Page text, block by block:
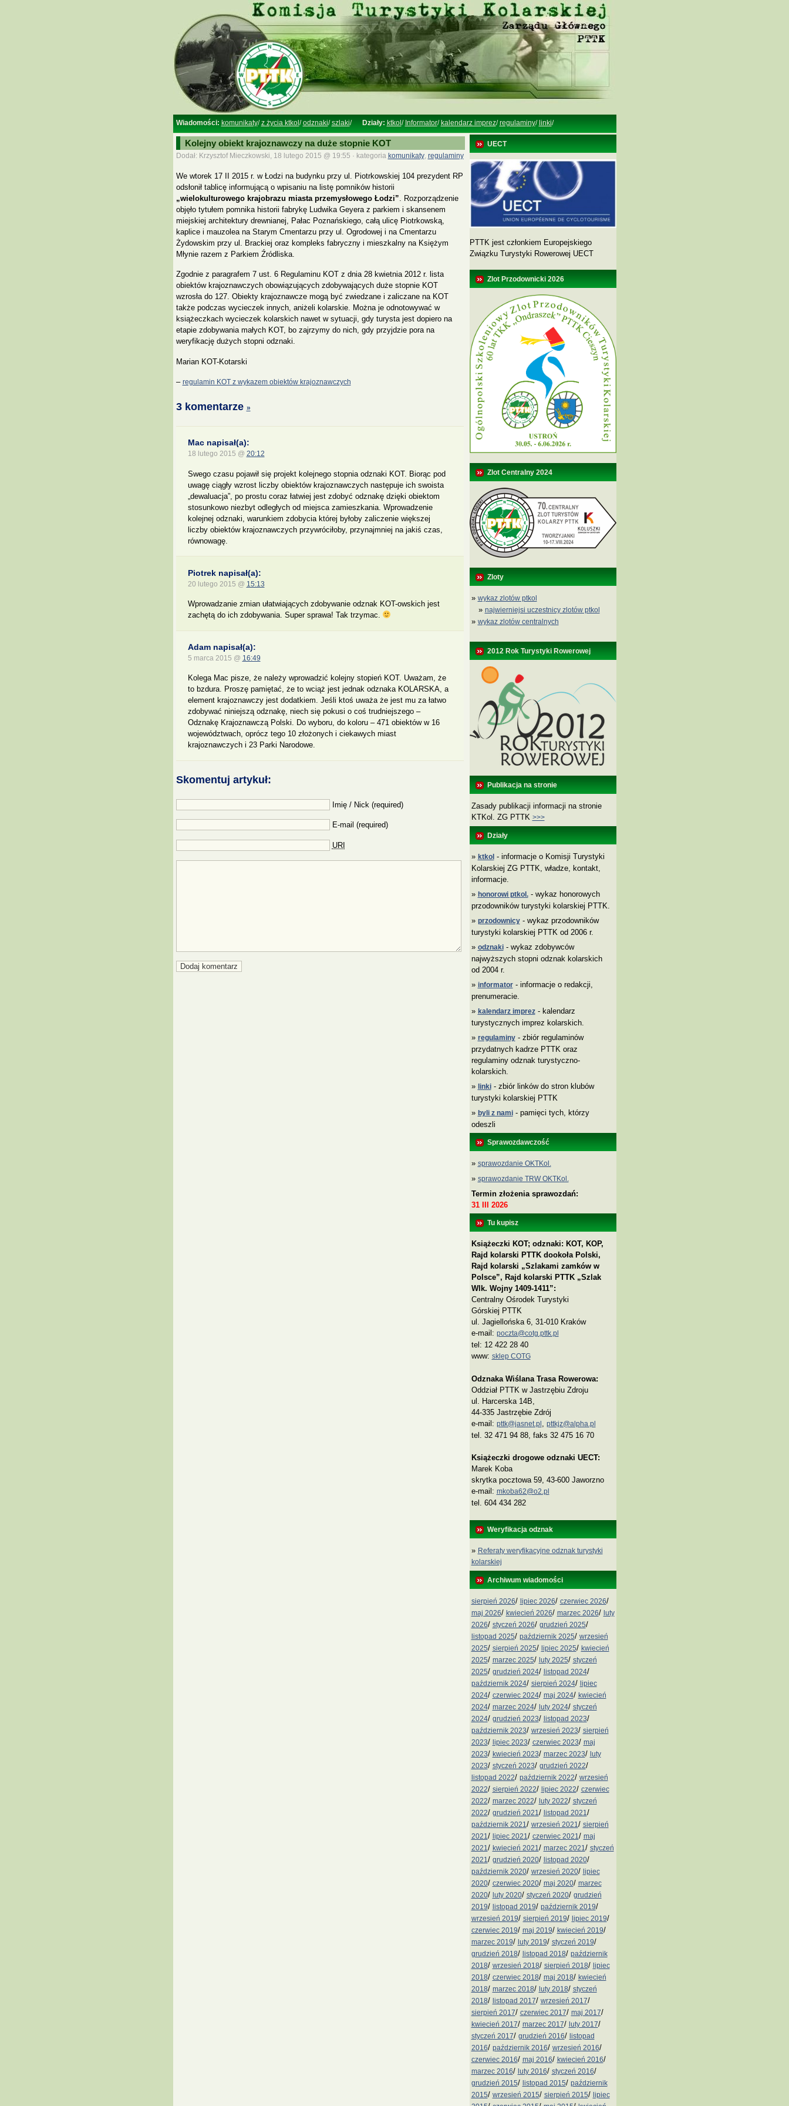
Wiadomości: komunikaty/z życia ktkol /odznaki/szlaki/ Działy: ktkol / Informator/ kalendarz imprez/regulaminy/ linki/
Kolejny obiekt krajoznawczy na duże stopnie KOT
Dodał: Krzysztof Mieczkowski, 18 lutego 2015 @ 19:55 · kategoria komunikaty, regulaminy
We wtorek 17 II 2015 r. w Łodzi na budynku przy ul. Piotrkowskiej 104 prezydent RP
odsłonił tablicę informującą o wpisaniu na listę pomników historii
„wielokulturowego krajobrazu miasta przemysłowego Łodzi” . Rozporządzenie
objęło tytułem pomnika historii fabrykę Ludwika Geyera z parkiem i skansenem
miejskiej architektury drewnianej, Pałac Poznańskiego, całą ulicę Piotrkowską,
kaplice i mauzolea na Starym Cmentarzu przy ul. Ogrodowej i na Cmentarzu
Żydowskim przy ul. Brackiej oraz kompleks fabryczny i mieszkalny na Księżym
Młynie razem z Parkiem Źródliska.
Zgodnie z paragrafem 7 ust. 6 Regulaminu KOT z dnia 28 kwietnia 2012 r. lista
obiektów krajoznawczych obowiązujących zdobywających duże stopnie KOT
wzrosła do 127. Obiekty krajoznawcze mogą być zwiedzane i zaliczane na KOT
także podczas wycieczek innych, aniżeli kolarskie. Można je odnotowywać w
książeczkach wycieczek kolarskich nawet w sytuacji, gdy turysta jest dopiero na
etapie zdobywania małych KOT, bo zajrzymy do nich, gdy przyjdzie pora na
weryfikację dużych stopni odznaki.
Marian KOT-Kotarski
– regulamin KOT z wykazem obiektów krajoznawczych
3 komentarze »
Mac napisał(a):
18 lutego 2015 @ 20:12
Swego czasu pojawił się projekt kolejnego stopnia odznaki KOT. Biorąc pod
uwagę ciągły wzrost liczby obiektów krajoznawczych następuje ich swoista
„dewaluacja”, po prostu coraz łatwiej jest zdobyć odznakę dzięki obiektom
stosunkowo niezbyt odległych od miejsca zamieszkania. Wprowadzenie
kolejnej odznaki, warunkiem zdobycia której byłoby zaliczenie większej
liczby obiektów krajoznawczych przywróciłoby, przynajmniej na jakiś czas,
równowagę.
Piotrek napisał(a):
20 lutego 2015 @ 15:13
Wprowadzanie zmian ułatwiających zdobywanie odznak KOT-owskich jest
zachętą do ich zdobywania. Super sprawa! Tak trzymac.
Adam napisał(a):
5 marca 2015 @ 16:49
Kolega Mac pisze, że należy wprowadzić kolejny stopień KOT. Uważam, że
to bzdura. Proszę pamiętać, że to wciąż jest jednak odznaka KOLARSKA, a
element krajoznawczy jest dodatkiem. Jeśli ktoś uważa że jest mu za łatwo
zdobywać niniejszą odznakę, niech się pokusi o coś trudniejszego –
Odznakę Krajoznawczą Polski. Do wyboru, do koloru – 471 obiektów w 16
województwach, oprócz tego 10 złożonych i ciekawych miast
krajoznawczych i 23 Parki Narodowe.
Skomentuj artykuł:
Imię / Nick (required)
E-mail (required)
URI
UECT
PTTK jest członkiem Europejskiego
Związku Turystyki Rowerowej UECT
Zlot Przodownicki 2026
Zlot Centralny 2024
Zloty
» wykaz zlotów ptkol
» najwierniejsi uczestnicy zlotów ptkol
» wykaz zlotów centralnych
2012 Rok Turystyki Rowerowej
Publikacja na stronie
Zasady publikacji informacji na stronie
KTKol. ZG PTTK >>>
Działy
» ktkol- informacje o Komisji Turystyki
Kolarskiej ZG PTTK, władze, kontakt,
informacje.
» honorowi ptkol.- wykaz honorowych
przodowników turystyki kolarskiej PTTK.
» przodownicy- wykaz przodowników
turystyki kolarskiej PTTK od 2006 r.
» odznaki- wykaz zdobywców
najwyższych stopni odznak kolarskich
od 2004 r.
» informator- informacje o redakcji,
prenumeracie.
» kalendarz imprez- kalendarz
turystycznych imprez kolarskich.
» regulaminy- zbiór regulaminów
przydatnych kadrze PTTK oraz
regulaminy odznak turystyczno-
kolarskich.
» linki- zbiór linków do stron klubów
turystyki kolarskiej PTTK
» byli z nami- pamięci tych, którzy
odeszli
Sprawozdawczość
» sprawozdanie OKTKol.
» sprawozdanie TRW OKTKol.
Termin złożenia sprawozdań:
31 III 2026
Tu kupisz
Książeczki KOT; odznaki: KOT, KOP,
Rajd kolarski PTTK dookoła Polski,
Rajd kolarski „Szlakami zamków w
Polsce”, Rajd kolarski PTTK „Szlak
Wlk. Wojny 1409-1411”:
Centralny Ośrodek Turystyki
Górskiej PTTK
ul. Jagiellońska 6, 31-010 Kraków
e-mail: poczta@cotg.pttk.pl
tel: 12 422 28 40
www: sklep COTG
Odznaka Wiślana Trasa Rowerowa:
Oddział PTTK w Jastrzębiu Zdroju
ul. Harcerska 14B,
44-335 Jastrzębie Zdrój
e-mail: pttk@jasnet.pl pttkjz@alpha.pl
tel. 32 471 94 88, faks 32 475 16 70
Książeczki drogowe odznaki UECT:
Marek Koba
skrytka pocztowa 59, 43-600 Jaworzno
e‑mail: mkoba62@o2.pl
tel. 604 434 282
Weryfikacja odznak
» Referaty weryfikacyjne odznak turystyki
kolarskiej
Archiwum wiadomości
sierpień 2026/ lipiec 2026/ czerwiec 2026/
maj 2026/ kwiecień 2026/ marzec 2026/ luty
2026/ styczeń 2026/ grudzień 2025/
listopad 2025/ październik 2025/ wrzesień
2025/ sierpień 2025/ lipiec 2025/ kwiecień
2025/ marzec 2025/ luty 2025/ styczeń
2025/ grudzień 2024/ listopad 2024/
październik 2024/ sierpień 2024/ lipiec
2024/ czerwiec 2024/ maj 2024/ kwiecień
2024/ marzec 2024/ luty 2024/ styczeń
2024/ grudzień 2023/ listopad 2023/
październik 2023/ wrzesień 2023/ sierpień
2023/ lipiec 2023/ czerwiec 2023/ maj
2023/ kwiecień 2023/ marzec 2023/ luty
2023/ styczeń 2023/ grudzień 2022/
listopad 2022/ październik 2022/ wrzesień
2022/ sierpień 2022/ lipiec 2022/ czerwiec
2022/ marzec 2022/ luty 2022/ styczeń
2022/ grudzień 2021 / listopad 2021 /
październik 2021 / wrzesień 2021 / sierpień
2021 / lipiec 2021 / czerwiec 2021 / maj
2021 / kwiecień 2021 / marzec 2021 / styczeń
2021 / grudzień 2020/ listopad 2020/
październik 2020/ wrzesień 2020/ lipiec
2020/ czerwiec 2020/ maj 2020/ marzec
2020/ luty 2020/ styczeń 2020/ grudzień
2019/ listopad 2019/ październik 2019/
wrzesień 2019/ sierpień 2019/ lipiec 2019/
czerwiec 2019/ maj 2019/ kwiecień 2019/
marzec 2019/ luty 2019/ styczeń 2019/
grudzień 2018/ listopad 2018/ październik
2018/ wrzesień 2018/ sierpień 2018/ lipiec
2018/ czerwiec 2018/ maj 2018/ kwiecień
2018/ marzec 2018/ luty 2018/ styczeń
2018/ listopad 2017/ wrzesień 2017/
sierpień 2017/ czerwiec 2017/ maj 2017/
kwiecień 2017/ marzec 2017/ luty 2017/
styczeń 2017/ grudzień 2016/ listopad
2016/ październik 2016/ wrzesień 2016/
czerwiec 2016/ maj 2016/ kwiecień 2016/
marzec 2016/ luty 2016/ styczeń 2016/
grudzień 2015/ listopad 2015/ październik
2015/ wrzesień 2015/ sierpień 2015/ lipiec